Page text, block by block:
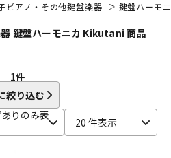
ウクレレ
ピアノ・その他鍵盤楽器 鍵盤ハーモ
鍵盤ハーモニカ Kikutani 商品
1件
絞り込む
りのみ表
20 件表示